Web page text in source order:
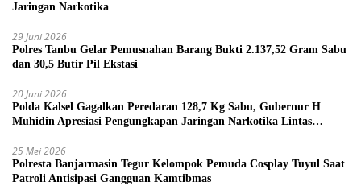
Jaringan Narkotika
29 Juni 2026
Polres Tanbu Gelar Pemusnahan Barang Bukti 2.137,52 Gram Sabu
dan 30,5 Butir Pil Ekstasi
20 Juni 2026
Polda Kalsel Gagalkan Peredaran 128,7 Kg Sabu, Gubernur H
Muhidin Apresiasi Pengungkapan Jaringan Narkotika Lintas
25 Mei 2026
Polresta Banjarmasin Tegur Kelompok Pemuda Cosplay Tuyul Saat
Patroli Antisipasi Gangguan Kamtibmas